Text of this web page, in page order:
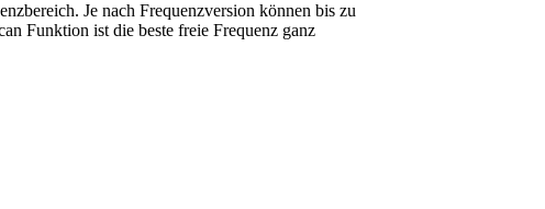
Je nach Frequenzversion können bis zu
Funktion ist die beste freie Frequenz ganz